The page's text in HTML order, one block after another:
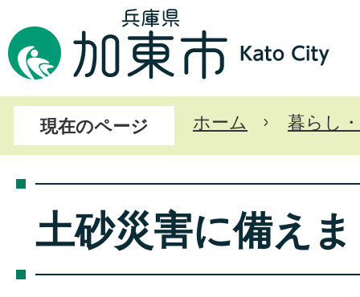
現在のページ ホーム 暮らし
土砂災害に備え